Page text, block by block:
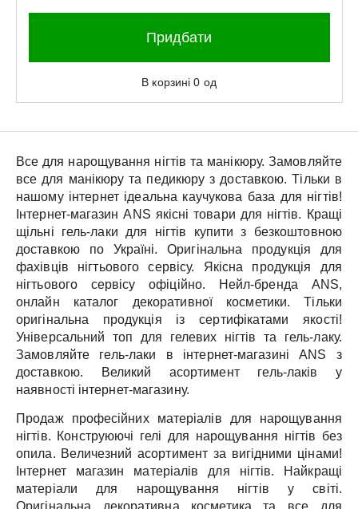
Придбати
В корзині0 од
Все для нарощування нігтів та манікюру. Замовляйте
все для манікюру та педикюру з доставкою. Тільки в
нашому інтернет ідеальна каучукова база для нігтів!
Інтернет-магазин ANS якісні товари для нігтів. Кращі
щільні гель-лаки для нігтів купити з безкоштовною
доставкою по Україні.
Оригінальна продукція для
фахівців нігтьового сервісу.
Якісна продукція для
нігтьового сервісу офіційно.
Нейл-бренда ANS,
онлайн каталог декоративної косметики.
Тільки
оригінальна продукція із сертифікатами якості!
Універсальний топ для гелевих нігтів та гель-лаку.
Замовляйте гель-лаки в інтернет-магазині ANS з
доставкою.
Великий асортимент гель-лаків у
наявності інтернет-магазину.
Продаж професійних матеріалів для нарощування
нігтів. Конструюючі гелі для нарощування нігтів без
опила. Величезний асортимент за вигідними цінами!
Інтернет магазин матеріалів для нігтів.
Найкращі
матеріали для нарощування нігтів у світі.
Оригінальна декоративна косметика та все для